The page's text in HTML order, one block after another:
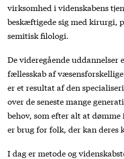
virksomhed i videnskabens
beskæftigede sig med kirurgi,
semitisk filologi.
De videregående
fællesskab af
er et resultat af den
over de seneste mange
behov, som efter alt at
er brug for folk, der kan deres
I dag er metode og